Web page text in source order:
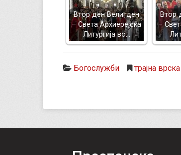
Втор ден Велигден
– Света Архиерејска
Литургија во…
Втор
–
Богослужби трајна врска